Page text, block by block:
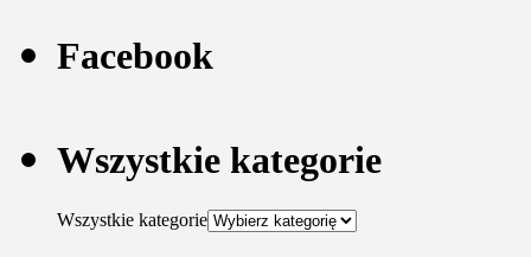
Facebook
Wszystkie kategorie
Wszystkie kategorie